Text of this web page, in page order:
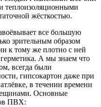
теплоизоляционными
жёсткостью.
все большую
зрительным образом
к тому же плотно с ней
А мы знаем что
всегда были
гипсокартон даже при
в течении времени
Основные
ПВХ: